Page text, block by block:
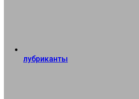
лубриканты